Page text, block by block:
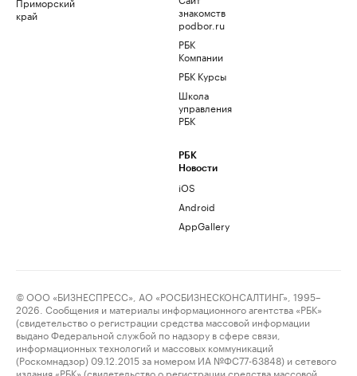
край
знакомств
podbor.ru
РБК
Компании
РБК Курсы
Школа
управления
РБК
РБК
Новости
iOS
Android
AppGallery
© ООО «БИЗНЕСПРЕСС», АО «РОСБИЗНЕСКОНСАЛТИНГ», 1995–
2026. Сообщения и материалы информационного агентства «РБК»
(свидетельство о регистрации средства массовой информации
выдано Федеральной службой по надзору в сфере связи,
информационных технологий и массовых коммуникаций
(Роскомнадзор) 09.12.2015 за номером ИА №ФС77-63848) и сетевого
издания «РБК» (свидетельство о регистрации средства массовой